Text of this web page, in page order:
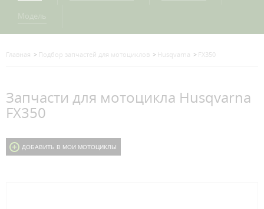
Главная Подбор запчастей для мотоциклов Husqvarna FX350
Запчасти для мотоцикла Husqvarna
FX350
ДОБАВИТЬ В МОИ МОТОЦИКЛЫ